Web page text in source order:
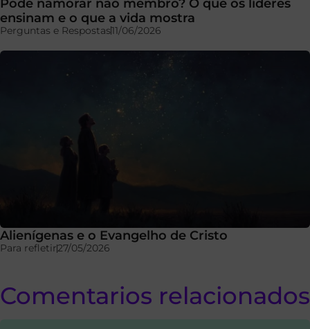
Pode namorar não membro? O que os líderes
ensinam e o que a vida mostra
Perguntas e Respostas11/06/2026
Alienígenas e o Evangelho de Cristo
Para refletir27/05/2026
Comentarios relacionados